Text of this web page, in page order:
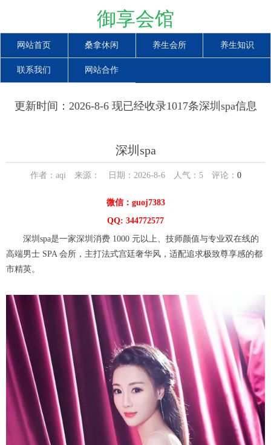
御享会馆
网站首页 桑拿休闲 养生会所 养生知识
联系我们 网站合作
更新时间：2026-8-6 现已经收录1017条深圳spa信息
深圳spa
作者：aqi 来源： 日期：2026-8-6 人气： 5评论： 0
微信：guoj7383
QQ: 344772577
深圳spa是一家深圳消费 1000 元以上、技师颜值与专业双在线的
高端男士 SPA 会所，主打法式宫廷奢华风，适配追求极致尊享感的都
市精英。